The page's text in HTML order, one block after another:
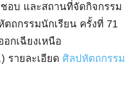
อบ และสถานที่จัดกิจกรรม
ถกรรมนักเรียน ครั้งที่ 71
กเฉียงเหนือ
รายละเอียด ศิลปหัตถกรรม